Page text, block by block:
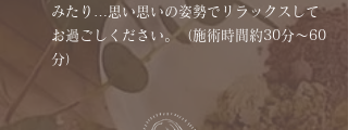
みたり…思い思いの姿勢でリラックスして
お過ごしください。（施術時間約30分〜60
分）